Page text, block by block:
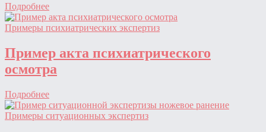
Подробнее
Примеры психиатрических экспертиз
Пример акта психиатрического
осмотра
Подробнее
Примеры ситуационных экспертиз